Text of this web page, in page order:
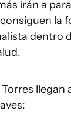
irán a
la
dentro
llegan